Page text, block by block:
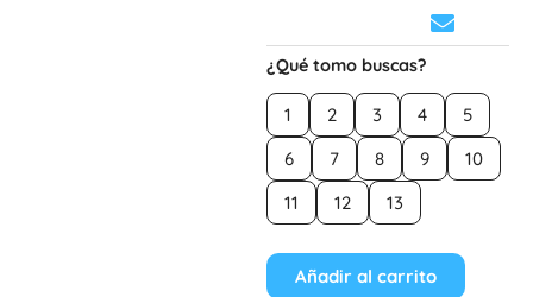
¿Qué tomo buscas?
1 2 3 4
5
6
7 8 9
10
11
12 13
Añadir al carrito